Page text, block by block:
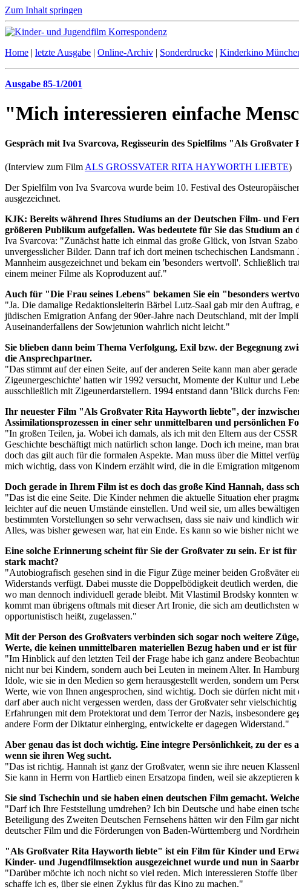
Zum Inhalt springen
Home | letzte Ausgabe | Online-Archiv | Sonderdrucke | Kinderkino
Ausgabe 85-1/2001
"Mich interessieren einfache
Gespräch mit Iva Svarcova, Regisseurin des Spielfilms "Als
(Interview zum Film ALS GROSSVATER RITA HAYWORTH LIEBTE)
Der Spielfilm von Iva Svarcova wurde beim 10. Festival des
ausgezeichnet.
KJK: Bereits während Ihres Studiums an der Deutschen Film- und
größeren Publikum aufgefallen. Was bedeutete für Sie das Studium an
Iva Svarcova: "Zunächst hatte ich einmal das große Glück, von Istvan
unvergesslicher Bilder. Dann traf ich dort meinen tschechischen
Mannheim ausgezeichnet und bekam ein 'besonders wertvoll'. Schließlich
einem meiner Filme als Koproduzent auf."
Auch für "Die Frau seines Lebens" bekamen Sie ein "besonders
"Ja. Die damalige Redaktionsleiterin Bärbel Lutz-Saal gab mir den
jüdischen Emigration Anfang der 90er-Jahre nach Deutschland, mit der
Auseinanderfallens der Sowjetunion wahrlich nicht leicht."
Sie blieben dann beim Thema Verfolgung, Exil bzw. der Begegnung
die Ansprechpartner.
"Das stimmt auf der einen Seite, auf der anderen Seite kann man aber
Zigeunergeschichte' hatten wir 1992 versucht, Momente der Kultur und
ausschließlich mit Zigeunerdarstellern. 1994 entstand dann 'Blick durchs
Ihr neuester Film "Als Großvater Rita Hayworth liebte", der
Assimilationsprozessen in einer sehr unmittelbaren und persönlichen
"In großen Teilen, ja. Wobei ich damals, als ich mit den Eltern aus der
Geschichte beschäftigt mich natürlich schon lange. Doch ich meine, man
doch das gilt auch für die formalen Aspekte. Man muss über die Mittel
mich wichtig, dass von Kindern erzählt wird, die in die Emigration
Doch gerade in Ihrem Film ist es doch das große Kind Hannah, dass
"Das ist die eine Seite. Die Kinder nehmen die aktuelle Situation eher
leichter auf die neuen Umstände einstellen. Und weil sie, um alles
bestimmten Vorstellungen so sehr verwachsen, dass sie naiv und kindlich
Alles, was bisher gewesen war, hat ein Ende. Es kann so wie bisher nicht
Eine solche Erinnerung scheint für Sie der Großvater zu sein. Er ist
stark macht?
"Autobiografisch gesehen sind in die Figur Züge meiner beiden Großväter
Widerstands verfügt. Dabei musste die Doppelbödigkeit deutlich werden,
wo man dennoch individuell gerade bleibt. Mit Vlastimil Brodsky konnten
kommt man übrigens oftmals mit dieser Art Ironie, die sich am
opportunistisch heißt, zugelassen."
Mit der Person des Großvaters verbinden sich sogar noch weitere
Werte, die keinen unmittelbaren materiellen Bezug haben und er ist
"Im Hinblick auf den letzten Teil der Frage habe ich ganz andere
nicht nur bei Kindern, sondern auch bei Leuten in meinem Alter. In
Idole, wie sie in den Medien so gern herausgestellt werden, sondern um
Werte, wie von Ihnen angesprochen, sind wichtig. Doch sie dürfen nicht
darf aber auch nicht vergessen werden, dass der Großvater sehr
Erfahrungen mit dem Protektorat und dem Terror der Nazis, insbesondere
andere Form der Diktatur einherging, entwickelte er dagegen Widerstand."
Aber genau das ist doch wichtig. Eine integre Persönlichkeit, zu der
wenn sie ihren Weg sucht.
"Das ist richtig. Hannah ist ganz der Großvater, wenn sie ihre neuen
Sie kann in Herrn von Hartlieb einen Ersatzopa finden, weil sie akzeptieren
Sie sind Tschechin und sie haben einen deutschen Film gemacht.
"Darf ich Ihre Feststellung umdrehen? Ich bin Deutsche und habe einen
Beteiligung des Zweiten Deutschen Fernsehens hätten wir den Film gar
deutscher Film und die Förderungen von Baden-Württemberg und
"Als Großvater Rita Hayworth liebte" ist ein Film für Kinder und
Kinder- und Jugendfilmsektion ausgezeichnet wurde und nun in
"Darüber möchte ich noch nicht so viel reden. Mich interessieren Stoffe
schaffe ich es, über sie einen Zyklus für das Kino zu machen."